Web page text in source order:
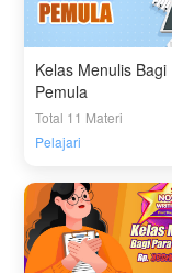
Kelas Menulis Bagi
Pemula
Total 11 Materi
Pelajari